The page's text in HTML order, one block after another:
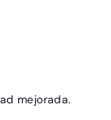
mejorada.